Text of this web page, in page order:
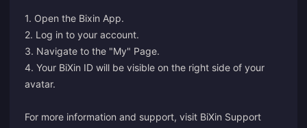
1. Open the Bixin App.
2. Log in to your account.
3. Navigate to the "My" Page.
4. Your BiXin ID will be visible on the right side of your
avatar.
For more information and support, visit BiXin Support